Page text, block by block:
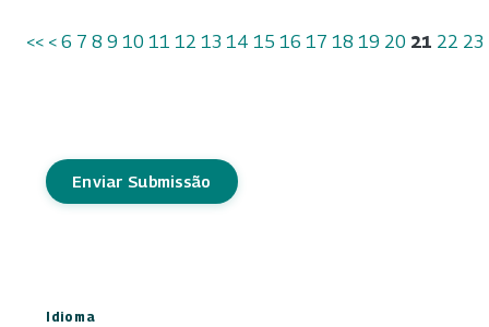
<< < 6 7 8 9 10 11 12 13 14 15 16 17 18 19 20 21 22 23
Enviar Submissão
Idioma